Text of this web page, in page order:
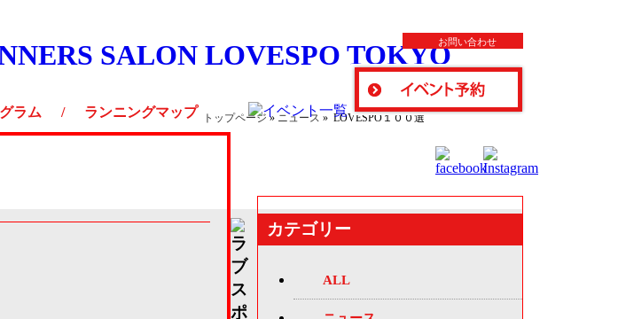
ラム / ランニングマップ
お問い合わせ
トップページ » ニュース » LOVESPO１００選
カテゴリー
ALL